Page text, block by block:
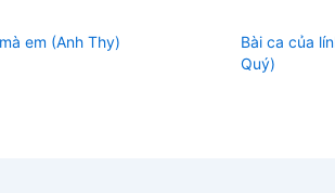
em (Anh Thy)
Bài ca của
Quý)